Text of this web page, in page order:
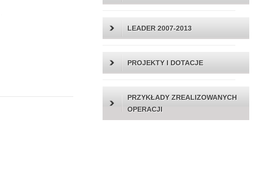
LEADER 2007-2013
PROJEKTY I DOTACJE
PRZYKŁADY ZREALIZOWANYCH
OPERACJI